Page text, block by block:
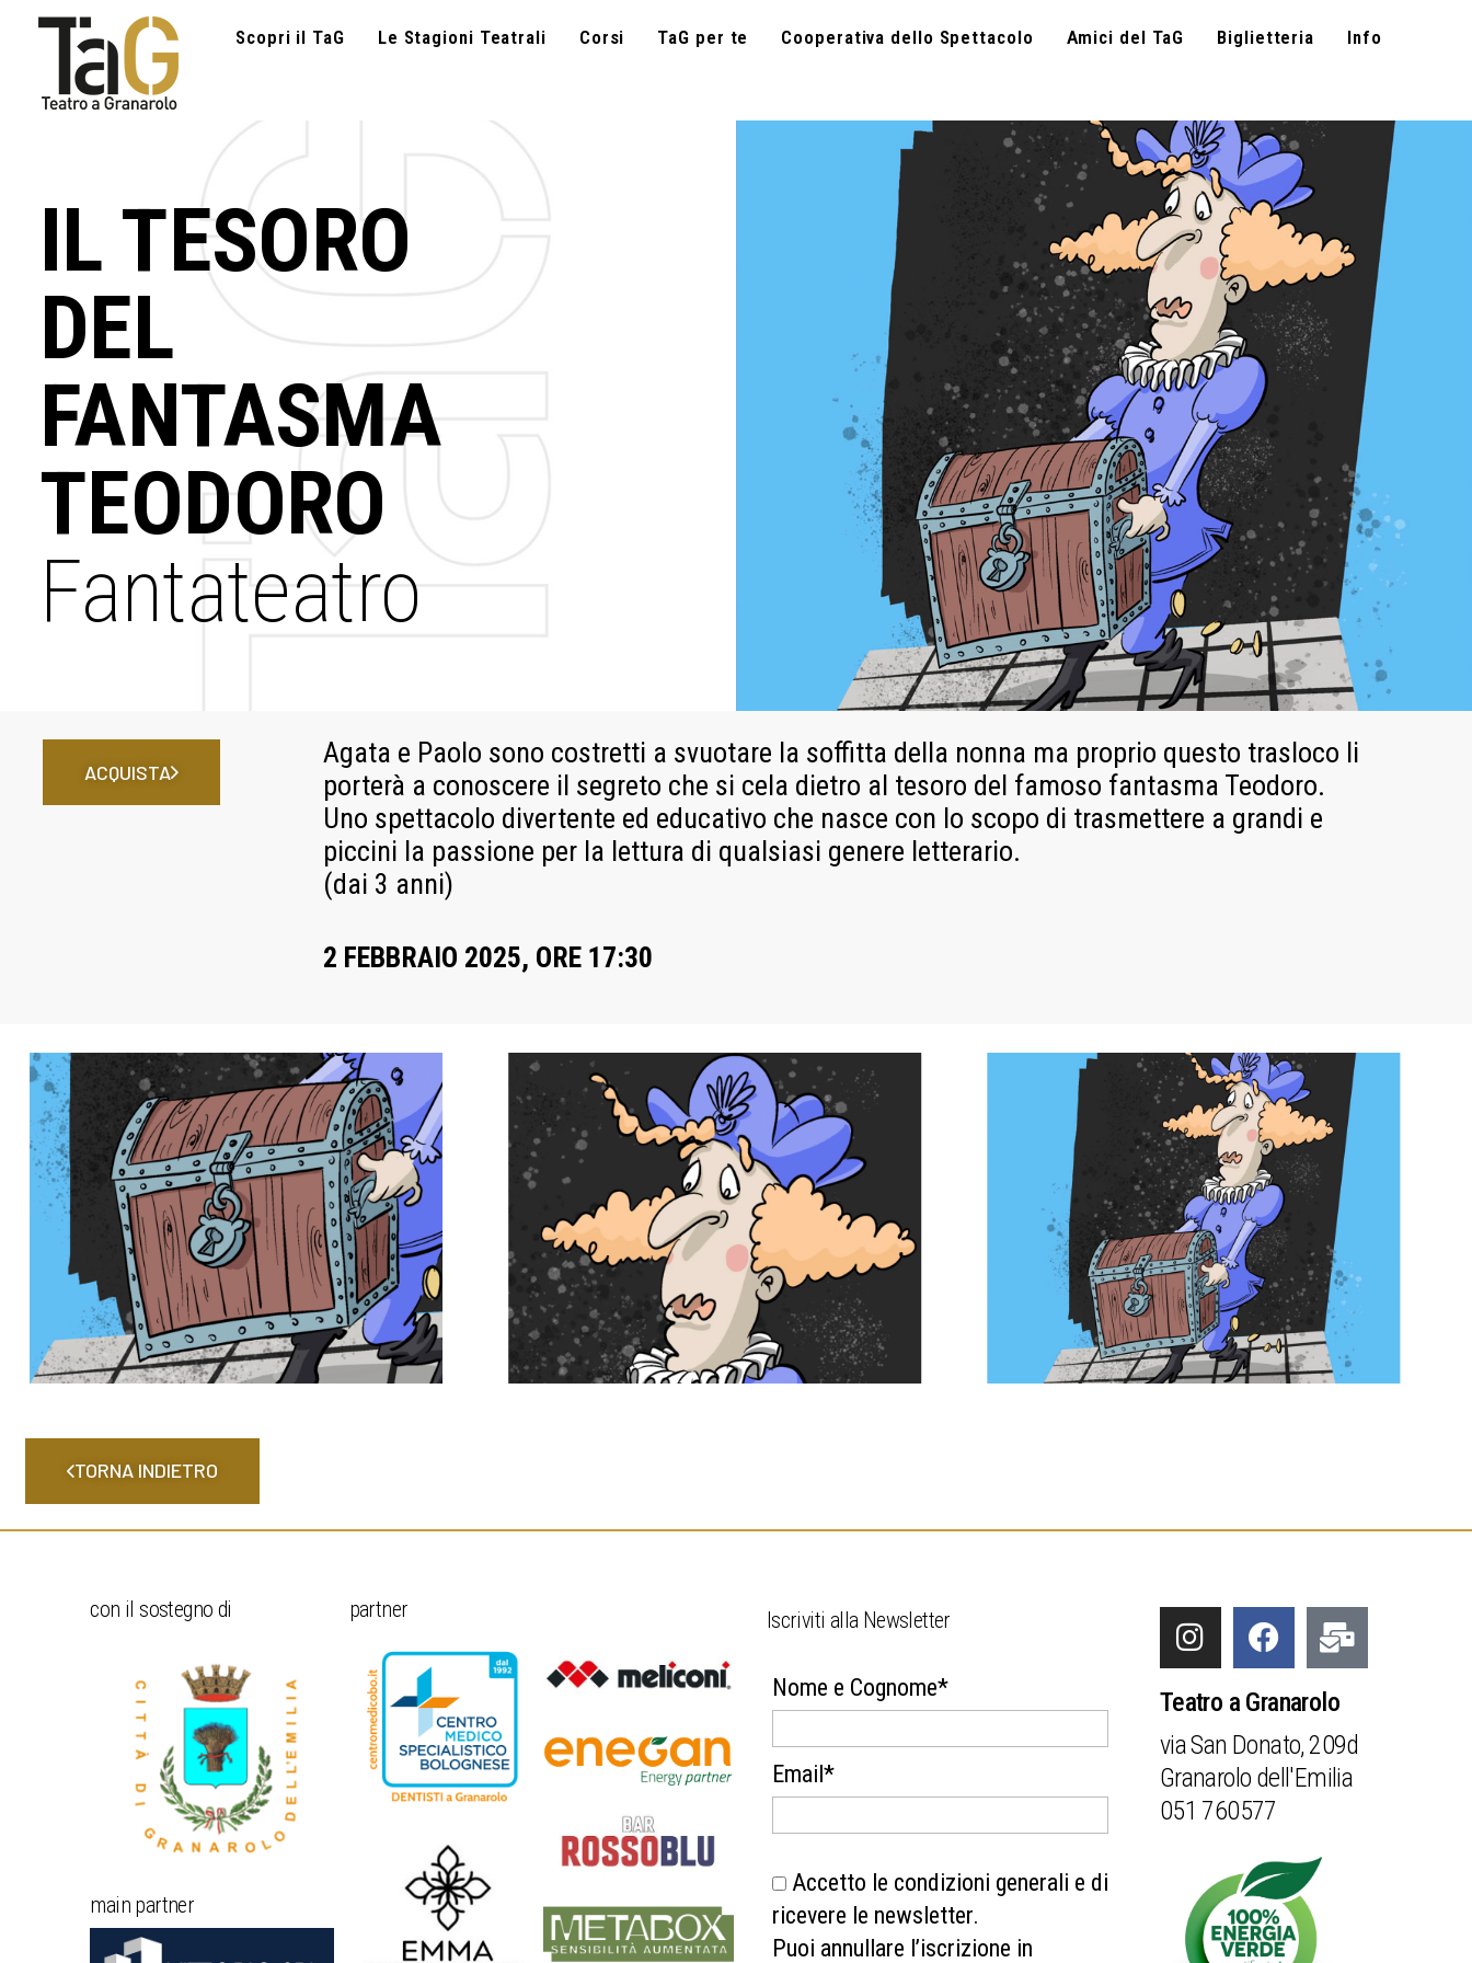
Scopri il TaG Le Stagioni Teatrali Corsi TaG per te Cooperativa dello Spettacolo Amici del TaG Biglietteria Info
IL TESORO
DEL
FANTASMA
TEODORO
Fantateatro
ACQUISTA
Agata e Paolo sono costretti a svuotare la soffitta della nonna ma proprio questo trasloco li
porterà a conoscere il segreto che si cela dietro al tesoro del famoso fantasma Teodoro.
Uno spettacolo divertente ed educativo che nasce con lo scopo di trasmettere a grandi e
piccini la passione per la lettura di qualsiasi genere letterario.
(dai 3 anni)
2 FEBBRAIO 2025, ORE 17:30
TORNA INDIETRO
con il sostegno di
main partner
partner Iscriviti alla Newsletter
Nome e Cognome*
Email*
Accetto le condizioni generali e di
ricevere le newsletter.
Puoi annullare l’iscrizione in
Teatro a Granarolo
via San Donato, 209d
Granarolo dell'Emilia
051 760577